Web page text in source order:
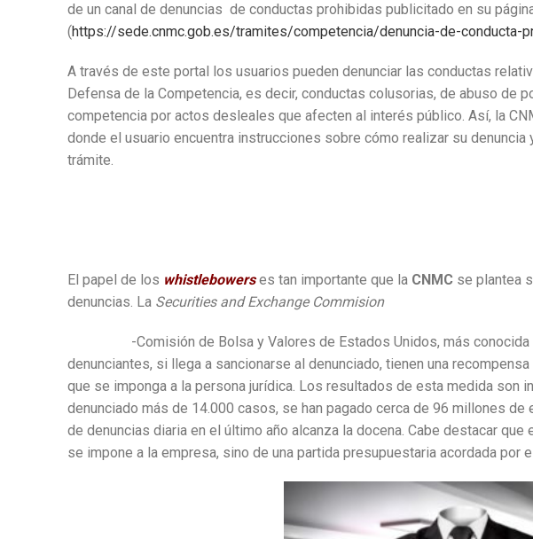
de un canal de denuncias de conductas prohibidas publicitado en su
(https://sede.cnmc.gob.es/tramites/competencia/denuncia-de-conducta-
A través de este portal los usuarios pueden denunciar las conductas
Defensa de la Competencia, es decir, conductas colusorias, de abuso de
competencia por actos desleales que afecten al interés público. Así, la
donde el usuario encuentra instrucciones sobre cómo realizar su denuncia
trámite.
El papel de los whistlebowers es tan importante que la CNMC se plantea
denuncias. La Securities and Exchange Commision
-Comisión de Bolsa y Valores de Estados Unidos, más conocida
denunciantes, si llega a sancionarse al denunciado, tienen una
que se imponga a la persona jurídica. Los resultados de esta medida son
denunciado más de 14.000 casos, se han pagado cerca de 96 millones
de denuncias diaria en el último año alcanza la docena. Cabe destacar
se impone a la empresa, sino de una partida presupuestaria acordada por